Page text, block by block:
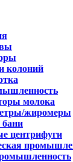
колоний
молока
жиромеры
центрифуги